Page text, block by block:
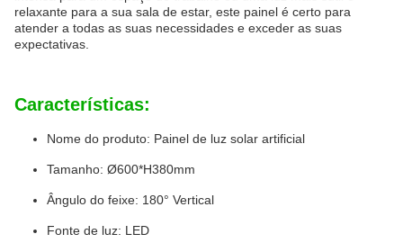
relaxante para a sua sala de estar, este painel é certo para
atender a todas as suas necessidades e exceder as suas
expectativas.
Características:
Nome do produto: Painel de luz solar artificial
Tamanho: Ø600*H380mm
Ângulo do feixe: 180° Vertical
Fonte de luz: LED